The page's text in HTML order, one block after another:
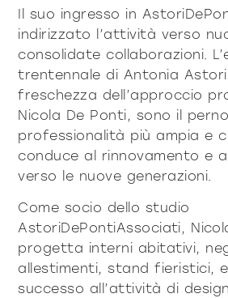
Sofisticato deciso
Il suo ingresso in
indirizzato l’attività verso
consolidate collaborazioni.
trentennale di Antonia
freschezza dell’approccio
Nicola De Ponti, sono il
professionalità più ampia e
conduce al rinnovamento e
verso le nuove generazioni.
Come socio dello studio
AstoriDePontiAssociati,
progetta interni abitativi,
allestimenti, stand fieristici,
successo all’attività di